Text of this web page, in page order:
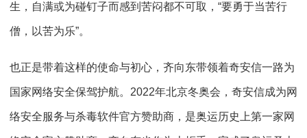
生，自满或为碰钉子而感到苦闷都不可取，“要勇于当苦行
僧，以苦为乐”。
也正是带着这样的使命与初心，齐向东带领着奇安信一路为
国家网络安全保驾护航。2022年北京冬奥会，奇安信成为网
络安全服务与杀毒软件官方赞助商，是奥运历史上第一家网